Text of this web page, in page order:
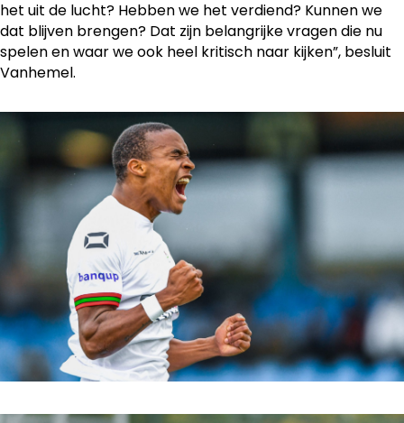
het uit de lucht? Hebben we het verdiend? Kunnen we
dat blijven brengen? Dat zijn belangrijke vragen die nu
spelen en waar we ook heel kritisch naar kijken”, besluit
Vanhemel.